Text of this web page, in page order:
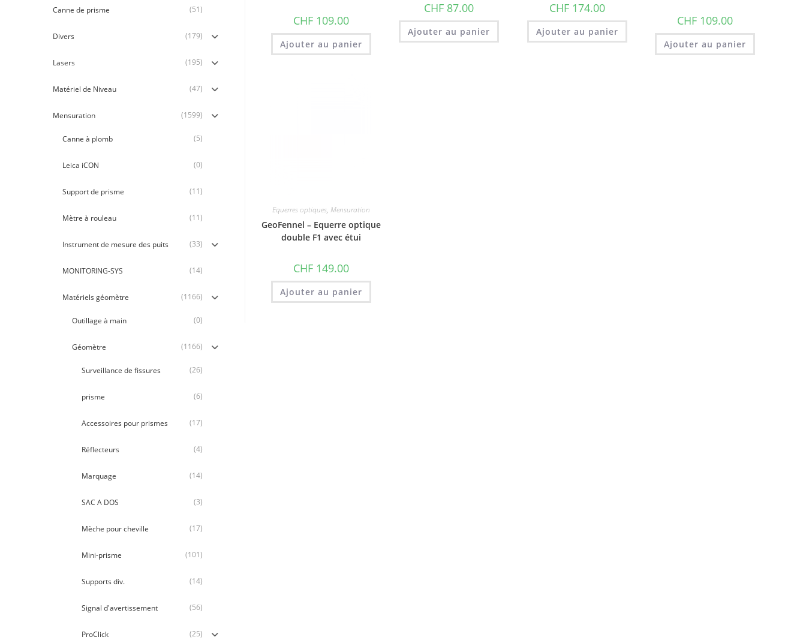
Canne de prisme (51)
Divers (179)
Lasers (195)
Matériel de Niveau (47)
Mensuration (1599)
Canne à plomb (5)
Leica iCON (0)
Support de prisme (11)
Mètre à rouleau (11)
Instrument de mesure des puits (33)
MONITORING-SYS (14)
Matériels géomètre (1166)
Outillage à main (0)
Géomètre (1166)
Surveillance de fissures (26)
prisme (6)
Accessoires pour prismes (17)
Réflecteurs (4)
Marquage (14)
SAC A DOS (3)
Mèche pour cheville (17)
Mini-prisme (101)
Supports div. (14)
Signal d'avertissement (56)
ProClick (25)
CHF 109.00
Ajouter au panier
CHF 87.00
Ajouter au panier
CHF174.00
Ajouter au panier
CHF109.00
Ajouter au panier
Equerres optiques,Mensuration
GeoFennel – Equerre optique
double F1 avec étui
CHF 149.00
Ajouter au panier